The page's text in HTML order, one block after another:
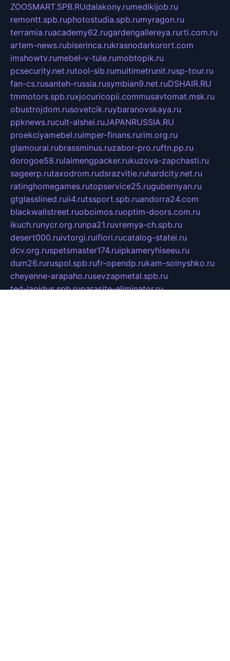
ZOOSMART.SPB.RUdalakony.rumedikijob.ru
remontt.spb.ruphotostudia.spb.rumyragon.ru
terramia.ruacademy62.rugardengallereya.rurti.com.ru
artem-news.rubiserinca.rukrasnodarkurort.com
imshowtv.rumebel-v-tule.rumobtopik.ru
pcsecurity.net.rutool-sib.rumultimetrunit.rusp-tour.ru
fan-cs.rusanteh-russia.rusymbian9.net.ruDSHAIR.RU
tmmotors.spb.ruxjocuricopii.commusavtomat.msk.ru
obustrojdom.rusovetcik.ruybaranovskaya.ru
ppknews.rucult-alshei.ruJAPANRUSSIA.RU
proekciyamebel.ruimper-finans.rurim.org.ru
glamourai.rubrassminus.ruzabor-pro.ruftn.pp.ru
dorogoe58.rulaimengpacker.rukuzova-zapchasti.ru
sageerp.rutaxodrom.rudsrazvitie.ruhardcity.net.ru
ratinghomegames.rutopservice25.rugubernyan.ru
gtglasslined.ruii4.rutssport.spb.ruandorra24.com
blackwallstreet.ruoboimos.ruoptim-doors.com.ru
ikuch.runycr.org.runpa21.ruvremya-ch.spb.ru
desert000.ruivtorgi.ruifiori.rucatalog-statei.ru
dcv.org.ruspetsmaster174.ruipkameryhiseeu.ru
dum26.ruruspol.spb.rufr-opendp.rukam-solnyshko.ru
cheyenne-arapaho.rusevzapmetal.spb.ru
ted-lapidus.spb.ruparasite-eliminator.ru